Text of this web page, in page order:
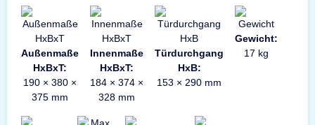
Außenmaße
HxBxT:
190 × 380 ×
375 mm
Innenmaße
HxBxT:
184 × 374 ×
328 mm
Türdurchgang
HxB:
153 × 290 mm
Gewicht:
17 kg